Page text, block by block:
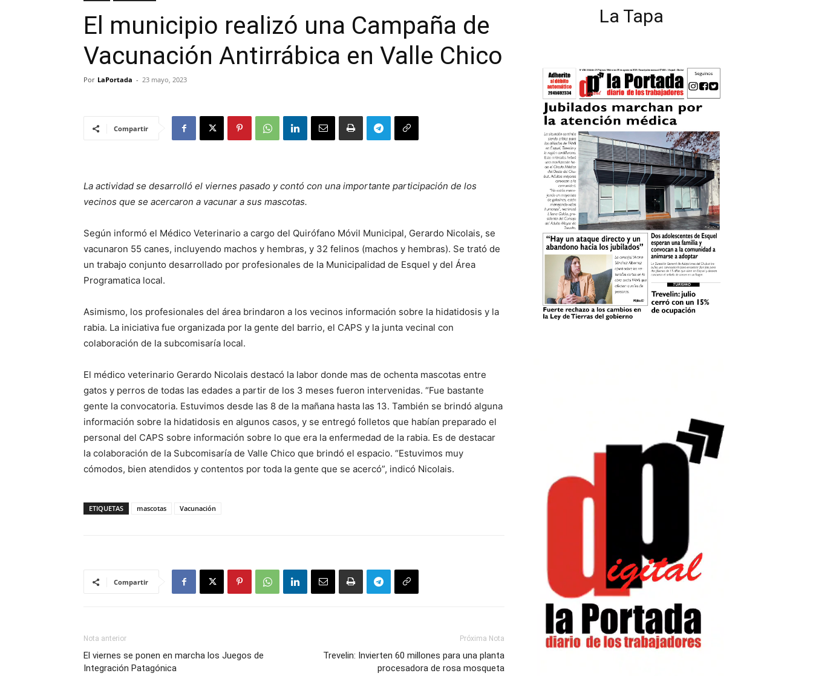
El municipio realizó una Campaña de
Vacunación Antirrábica en Valle Chico
Por LaPortada - 23 mayo, 2023
Compartir
La actividad se desarrolló el viernes pasado y contó con una importante participación de los
vecinos que se acercaron a vacunar a sus mascotas.
Según informó el Médico Veterinario a cargo del Quirófano Móvil Municipal, Gerardo Nicolais, se
vacunaron 55 canes, incluyendo machos y hembras, y 32 felinos (machos y hembras). Se trató de
un trabajo conjunto desarrollado por profesionales de la Municipalidad de Esquel y del Área
Programatica local.
Asimismo, los profesionales del área brindaron a los vecinos información sobre la hidatidosis y la
rabia. La iniciativa fue organizada por la gente del barrio, el CAPS y la junta vecinal con
colaboración de la subcomisaría local.
El médico veterinario Gerardo Nicolais destacó la labor donde mas de ochenta mascotas entre
gatos y perros de todas las edades a partir de los 3 meses fueron intervenidas. “Fue bastante
gente la convocatoria. Estuvimos desde las 8 de la mañana hasta las 13. También se brindó alguna
información sobre la hidatidosis en algunos casos, y se entregó folletos que habían preparado el
personal del CAPS sobre información sobre lo que era la enfermedad de la rabia. Es de destacar
la colaboración de la Subcomisaría de Valle Chico que brindó el espacio. “Estuvimos muy
cómodos, bien atendidos y contentos por toda la gente que se acercó”, indicó Nicolais.
ETIQUETAS mascotas Vacunación
Compartir
Nota anterior
El viernes se ponen en marcha los Juegos de
Integración Patagónica
Próxima Nota
Trevelin: Invierten 60 millones para una planta
procesadora de rosa mosqueta
La Tapa